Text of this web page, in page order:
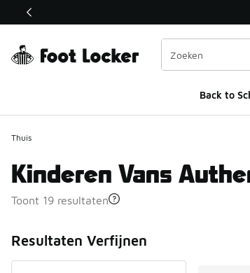
Deze link wordt geopend in een nieuw venster
Back to
Thuis
Kinderen Vans
Toont 19 resultaten
Resultaten Verfijnen